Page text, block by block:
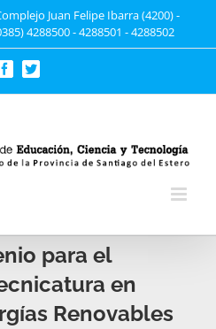
Juan Felipe Ibarra (4200) -
4288500 - 4288501 - 4288502
FacebookTwitter
para el
en
Renovables